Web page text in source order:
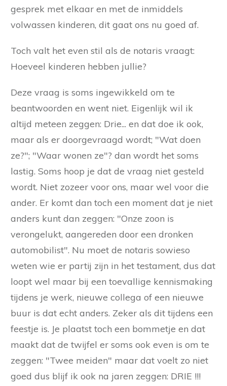
gesprek met elkaar en met de inmiddels
volwassen kinderen, dit gaat ons nu goed af.
Toch valt het even stil als de notaris vraagt:
Hoeveel kinderen hebben jullie?
Deze vraag is soms ingewikkeld om te
beantwoorden en went niet. Eigenlijk wil ik
altijd meteen zeggen: Drie... en dat doe ik ook,
maar als er doorgevraagd wordt; "Wat doen
ze?"; "Waar wonen ze"? dan wordt het soms
lastig. Soms hoop je dat de vraag niet gesteld
wordt. Niet zozeer voor ons, maar wel voor die
ander. Er komt dan toch een moment dat je niet
anders kunt dan zeggen: "Onze zoon is
verongelukt, aangereden door een dronken
automobilist". Nu moet de notaris sowieso
weten wie er partij zijn in het testament, dus dat
loopt wel maar bij een toevallige kennismaking
tijdens je werk, nieuwe collega of een nieuwe
buur is dat echt anders. Zeker als dit tijdens een
feestje is. Je plaatst toch een bommetje en dat
maakt dat de twijfel er soms ook even is om te
zeggen: "Twee meiden" maar dat voelt zo niet
goed dus blijf ik ook na jaren zeggen: DRIE !!!